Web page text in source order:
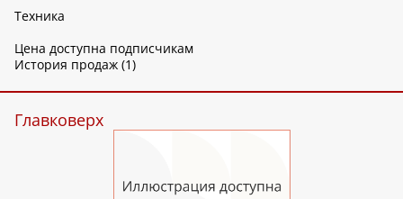
Техника
Цена доступна подписчикам
История продаж (1)
Главковерх